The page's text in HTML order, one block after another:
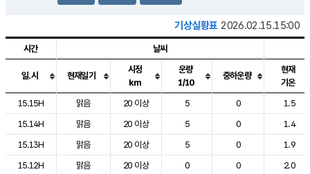
기상실황표 2026.02.15.15:00
도시별 기상실황표로 지점, 날씨, 기온, 강수, 바람, 기압등을 안내한 표입
시간 날씨
일.시 현재일기
시정
km
운량
1/10
중하운량
현재
기온
15.15H
맑음 20 이상 5 0
1.5
15.14H
맑음 20 이상 5 0
1.4
15.13H
맑음 20 이상 5 0
1.9
15.12H
맑음 20 이상 0 0
2.0